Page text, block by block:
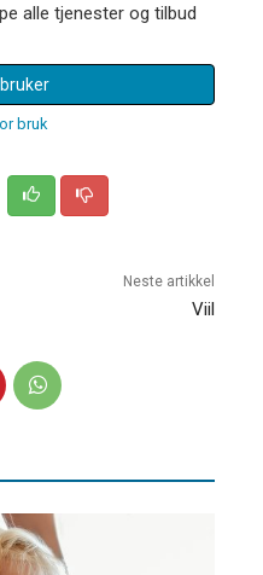
alle tjenester og tilbud
bruk
Neste artikkel
Viil